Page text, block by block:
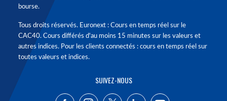
bourse.
Tous droits réservés. Euronext : Cours en temps réel sur le
CAC40. Cours différés d'au moins 15 minutes sur les valeurs et
autres indices. Pour les clients connectés : cours en temps réel sur
toutes valeurs et indices.
SUIVEZ-NOUS